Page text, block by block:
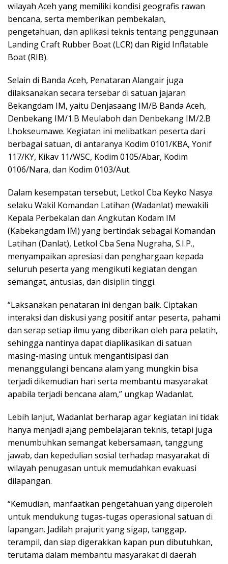
wilayah Aceh yang memiliki kondisi geografis rawan
bencana, serta memberikan pembekalan,
pengetahuan, dan aplikasi teknis tentang penggunaan
Landing Craft Rubber Boat (LCR) dan Rigid Inflatable
Boat (RIB).
Selain di Banda Aceh, Penataran Alangair juga
dilaksanakan secara tersebar di satuan jajaran
Bekangdam IM, yaitu Denjasaang IM/B Banda Aceh,
Denbekang IM/1.B Meulaboh dan Denbekang IM/2.B
Lhokseumawe. Kegiatan ini melibatkan peserta dari
berbagai satuan, di antaranya Kodim 0101/KBA, Yonif
117/KY, Kikav 11/WSC, Kodim 0105/Abar, Kodim
0106/Nara, dan Kodim 0103/Aut.
Dalam kesempatan tersebut, Letkol Cba Keyko Nasya
selaku Wakil Komandan Latihan (Wadanlat) mewakili
Kepala Perbekalan dan Angkutan Kodam IM
(Kabekangdam IM) yang bertindak sebagai Komandan
Latihan (Danlat), Letkol Cba Sena Nugraha, S.I.P.,
menyampaikan apresiasi dan penghargaan kepada
seluruh peserta yang mengikuti kegiatan dengan
semangat, antusias, dan disiplin tinggi.
“Laksanakan penataran ini dengan baik. Ciptakan
interaksi dan diskusi yang positif antar peserta, pahami
dan serap setiap ilmu yang diberikan oleh para pelatih,
sehingga nantinya dapat diaplikasikan di satuan
masing-masing untuk mengantisipasi dan
menanggulangi bencana alam yang mungkin bisa
terjadi dikemudian hari serta membantu masyarakat
apabila terjadi bencana alam,” ungkap Wadanlat.
Lebih lanjut, Wadanlat berharap agar kegiatan ini tidak
hanya menjadi ajang pembelajaran teknis, tetapi juga
menumbuhkan semangat kebersamaan, tanggung
jawab, dan kepedulian sosial terhadap masyarakat di
wilayah penugasan untuk memudahkan evakuasi
dilapangan.
“Kemudian, manfaatkan pengetahuan yang diperoleh
untuk mendukung tugas-tugas operasional satuan di
lapangan. Jadilah prajurit yang sigap, tanggap,
terampil, dan siap digerakkan kapan pun dibutuhkan,
terutama dalam membantu masyarakat di daerah